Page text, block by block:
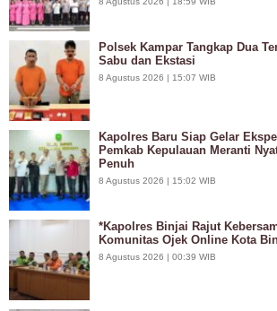
Polsek Kampar Tangkap Dua
Sabu dan Ekstasi
8 Agustus 2026 | 15:07 WIB
Kapolres Baru Siap Gelar
Pemkab Kepulauan Meranti
Penuh
8 Agustus 2026 | 15:02 WIB
*Kapolres Binjai Rajut
Komunitas Ojek Online Kota
8 Agustus 2026 | 00:39 WIB